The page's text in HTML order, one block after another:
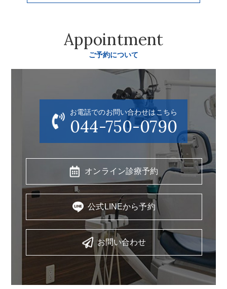
Appointment
ご予約について
お電話でのお問い合わせはこちら
044-750-0790
オンライン診療予約
公式LINEから予約
お問い合わせ